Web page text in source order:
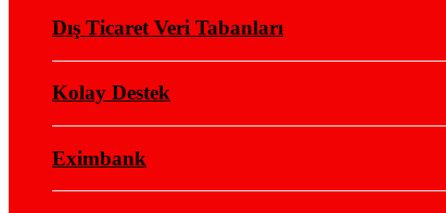
Dış Ticaret Veri Tabanları
Kolay Destek
Eximbank